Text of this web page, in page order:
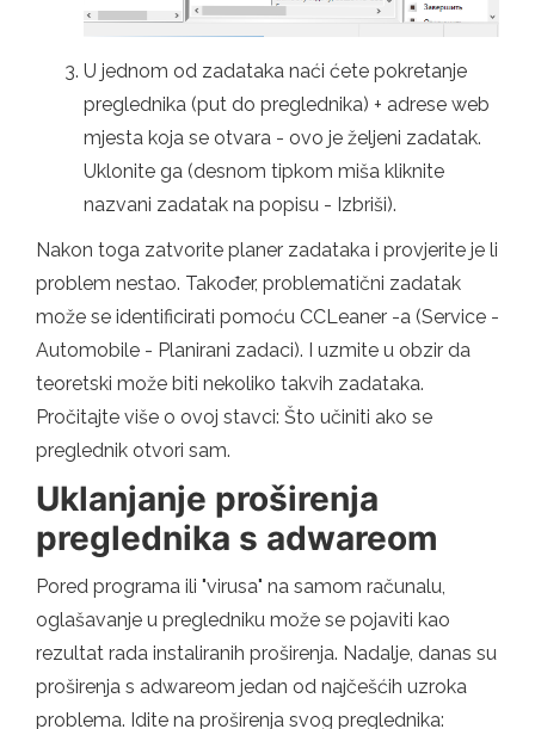
U jednom od zadataka naći ćete pokretanje
preglednika (put do preglednika) + adrese web
mjesta koja se otvara - ovo je željeni zadatak.
Uklonite ga (desnom tipkom miša kliknite
nazvani zadatak na popisu - Izbriši).
Nakon toga zatvorite planer zadataka i provjerite je li
problem nestao. Također, problematični zadatak
može se identificirati pomoću CCLeaner -a (Service -
Automobile - Planirani zadaci). I uzmite u obzir da
teoretski može biti nekoliko takvih zadataka.
Pročitajte više o ovoj stavci: Što učiniti ako se
preglednik otvori sam.
Uklanjanje proširenja
preglednika s adwareom
Pored programa ili "virusa" na samom računalu,
oglašavanje u pregledniku može se pojaviti kao
rezultat rada instaliranih proširenja. Nadalje, danas su
proširenja s adwareom jedan od najčešćih uzroka
problema. Idite na proširenja svog preglednika: